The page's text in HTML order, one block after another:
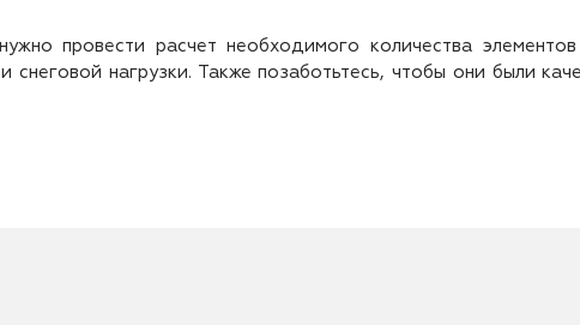
провести расчет необходимого количества
снеговой нагрузки. Также позаботьтесь, чтобы они были